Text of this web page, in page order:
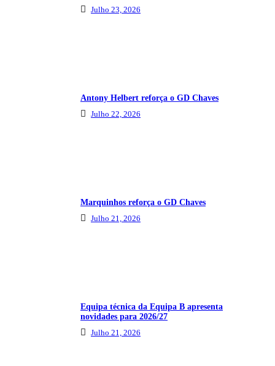
Julho 23, 2026
Antony Helbert reforça o GD Chaves
Julho 22, 2026
Marquinhos reforça o GD Chaves
Julho 21, 2026
Equipa técnica da Equipa B apresenta
novidades para 2026/27
Julho 21, 2026